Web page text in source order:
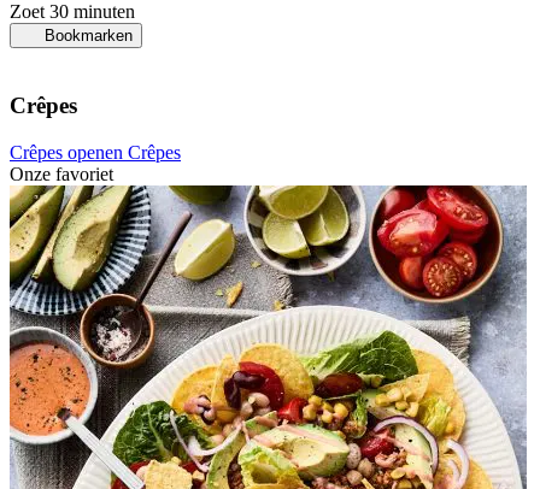
Zoet30 minuten
Bookmarken
Crêpes
Crêpes openen Crêpes
Onze favoriet